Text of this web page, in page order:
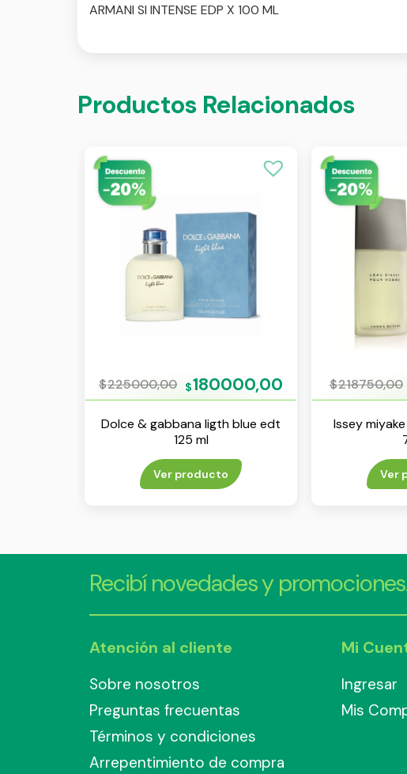
ARMANI SI INTENSE EDP X 100 ML
Productos Relacionados
$225000,00 $180000,00
Dolce & gabbana ligth blue edt
125 ml
Ver producto
$218750,00
Issey
Ver
Recibí novedades y
Atención al cliente
Sobre nosotros
Preguntas frecuentas
Términos y condiciones
Arrepentimiento de compra
Mi
Ingresar
Mis